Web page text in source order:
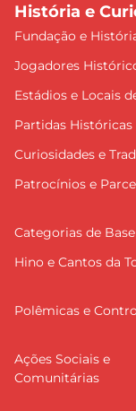
História e
Fundação e
Jogadores
Estádios e Locais
Partidas Históricas
Curiosidades e
Patrocínios e
Categorias de Base
Hino e Cantos da
Polêmicas e
Ações Sociais e
Comunitárias